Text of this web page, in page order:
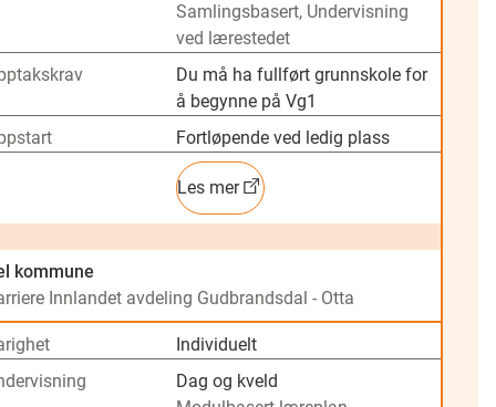
Samlingsbasert, Undervisning
ved lærestedet
Du må ha fullført grunnskole for
å begynne på Vg1
Fortløpende ved ledig plass
Les mer
kommune
Innlandet avdeling Gudbrandsdal - Otta
Individuelt
Dag og kveld